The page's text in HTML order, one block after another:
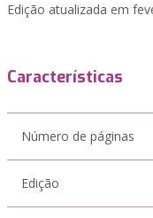
Edição atualizada em
Características
Número de páginas
Edição